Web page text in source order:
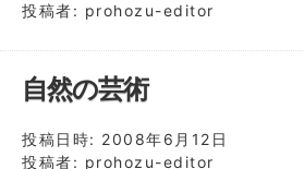
投稿者: prohozu-editor
自然の芸術
投稿日時: 2008年6月12日
投稿者: prohozu-editor